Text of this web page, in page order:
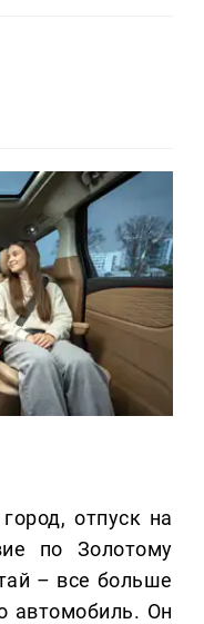
отпуск на
по Золотому
– все больше
автомобиль. Он